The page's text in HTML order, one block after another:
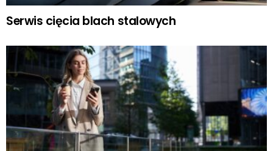
Serwis cięcia blach stalowych